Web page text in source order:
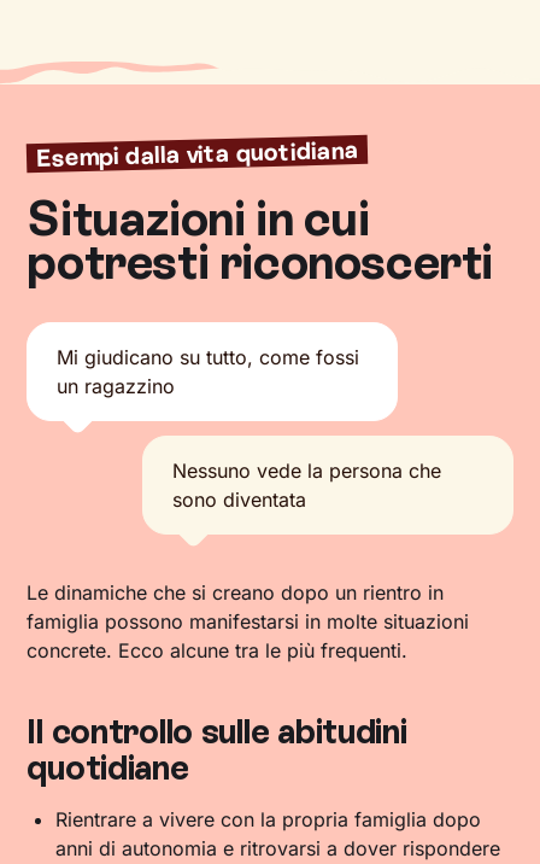
Esempi dalla vita quotidiana
Situazioni in cui
potresti riconoscerti
Mi giudicano su tutto, come fossi
un ragazzino
Nessuno vede la persona che
sono diventata
Le dinamiche che si creano dopo un rientro in
famiglia possono manifestarsi in molte situazioni
concrete. Ecco alcune tra le più frequenti.
Il controllo sulle abitudini
quotidiane
Rientrare a vivere con la propria famiglia dopo
anni di autonomia e ritrovarsi a dover rispondere